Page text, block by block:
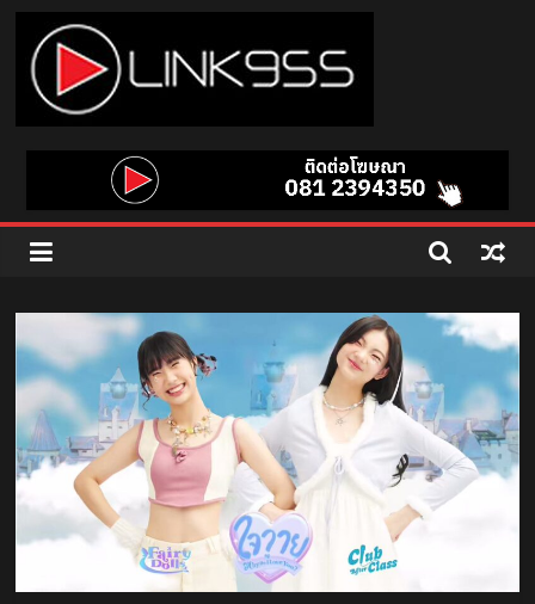
Skip
content
Link
95.5
คลื่น
เพลง
ฮิต
สุด
คูล
สถานี